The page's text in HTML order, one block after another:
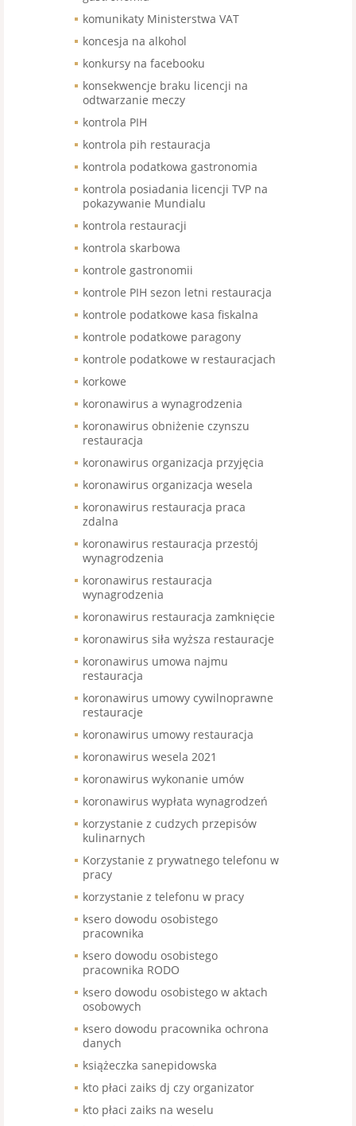
komunikaty Ministerstwa VAT
koncesja na alkohol
konkursy na facebooku
konsekwencje braku licencji na
odtwarzanie meczy
kontrola PIH
kontrola pih restauracja
kontrola podatkowa gastronomia
kontrola posiadania licencji TVP na
pokazywanie Mundialu
kontrola restauracji
kontrola skarbowa
kontrole gastronomii
kontrole PIH sezon letni restauracja
kontrole podatkowe kasa fiskalna
kontrole podatkowe paragony
kontrole podatkowe w restauracjach
korkowe
koronawirus a wynagrodzenia
koronawirus obniżenie czynszu
restauracja
koronawirus organizacja przyjęcia
koronawirus organizacja wesela
koronawirus restauracja praca
zdalna
koronawirus restauracja przestój
wynagrodzenia
koronawirus restauracja
wynagrodzenia
koronawirus restauracja zamknięcie
koronawirus siła wyższa restauracje
koronawirus umowa najmu
restauracja
koronawirus umowy cywilnoprawne
restauracje
koronawirus umowy restauracja
koronawirus wesela 2021
koronawirus wykonanie umów
koronawirus wypłata wynagrodzeń
korzystanie z cudzych przepisów
kulinarnych
Korzystanie z prywatnego telefonu w
pracy
korzystanie z telefonu w pracy
ksero dowodu osobistego
pracownika
ksero dowodu osobistego
pracownika RODO
ksero dowodu osobistego w aktach
osobowych
ksero dowodu pracownika ochrona
danych
książeczka sanepidowska
kto płaci zaiks dj czy organizator
kto płaci zaiks na weselu